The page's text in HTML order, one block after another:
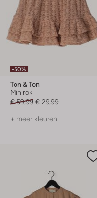
-50%
Ton & Ton
Minirok
€ 59,99 € 29,99
+ meer kleuren